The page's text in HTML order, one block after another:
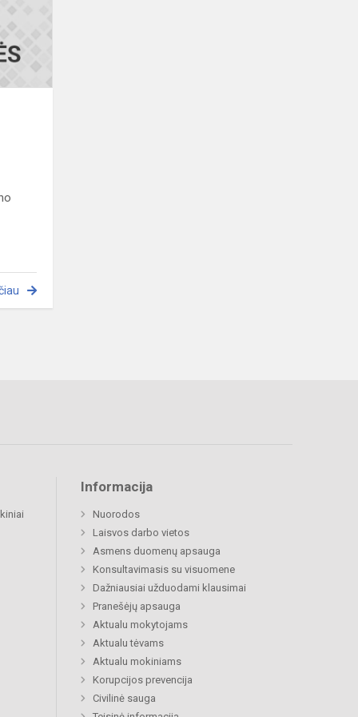
Informacija
Nuorodos
Laisvos darbo vietos
Asmens duomenų apsauga
Konsultavimasis su visuomene
Dažniausiai užduodami klausimai
Pranešėjų apsauga
Aktualu mokytojams
Aktualu tėvams
Aktualu mokiniams
Korupcijos prevencija
Civilinė sauga